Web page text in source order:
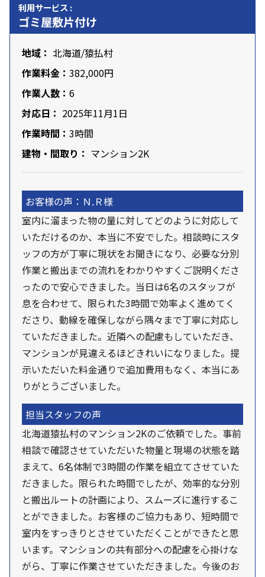
利用サービス :
ゴミ屋敷片付け
地域： 北海道/猿払村
作業料金： 382,000円
作業人数： 6
対応日： 2025年11月1日
作業時間： 3時間
建物・間取り： マンション2K
お客様の声：Ｎ.Ｒ様
室内に溜まった物の量に対してどのように対応して
いただけるのか、本当に不安でした。相談時にスタ
ッフの方が丁寧に現状をお聞きになり、必要な分別
作業と搬出までの流れをわかりやすくご説明くださ
ったので安心できました。当日は6名のスタッフが
息を合わせて、限られた3時間で効率よく進めてく
ださり、動線を確保しながら隅々まで丁寧に対応し
ていただきました。近隣への配慮もしていただき、
マンションが見違えるほどきれいになりました。提
示いただいた料金通りで追加費用もなく、本当にあ
りがとうございました。
担当スタッフの声
北海道猿払村のマンション2Kのご依頼でした。事前
相談で確認させていただいた物量と現場の状態を踏
まえて、6名体制で3時間の作業を組立てさせていた
だきました。限られた時間でしたが、効率的な分別
と搬出ルートの計画により、スムーズに進行するこ
とができました。お客様のご協力もあり、短時間で
室内をすっきりとさせていただくことができたと思
います。マンションの共有部分への配慮を心掛けな
がら、丁寧に作業させていただきました。今後のお